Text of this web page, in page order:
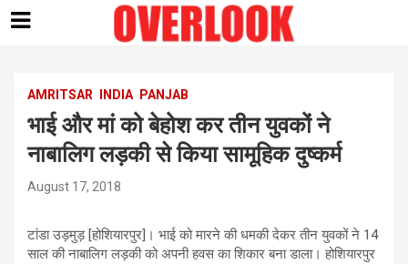
contentAMRITSAR INDIA PANJAB
भाई और मां को बेहोश कर तीन युवकों ने
नाबालिग लड़की से किया सामूहिक दुष्कर्म
August 17, 2018
टांडा उड़मुड़ [होशियारपुर]। भाई को मारने की धमकी देकर तीन युवकों ने 14
साल की नाबालिग लड़की को अपनी हवस का शिकार बना डाला। होशियारपुर